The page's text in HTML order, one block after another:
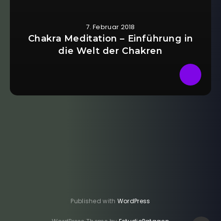
7. Februar 2018
Chakra Meditation – Einführung in
die Welt der Chakren
Published with WordPress